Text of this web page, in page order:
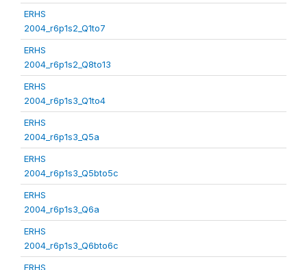
ERHS
2004_r6p1s2_Q1to7
ERHS
2004_r6p1s2_Q8to13
ERHS
2004_r6p1s3_Q1to4
ERHS
2004_r6p1s3_Q5a
ERHS
2004_r6p1s3_Q5bto5c
ERHS
2004_r6p1s3_Q6a
ERHS
2004_r6p1s3_Q6bto6c
ERHS